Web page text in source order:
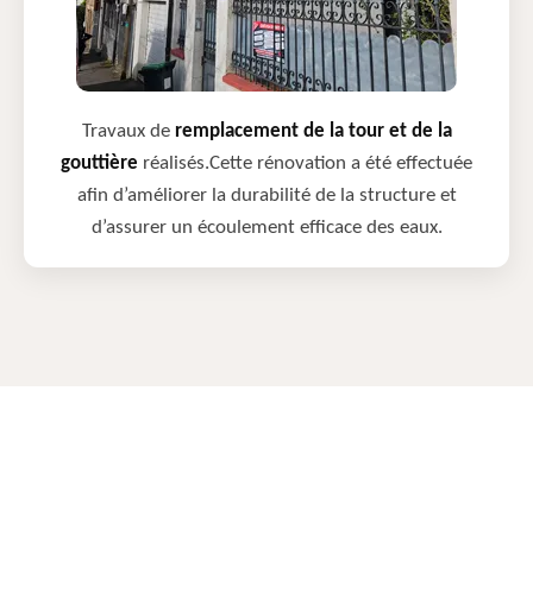
Travaux de remplacement de la tour et de la
gouttière réalisés.Cette rénovation a été effectuée
afin d’améliorer la durabilité de la structure et
d’assurer un écoulement efficace des eaux.